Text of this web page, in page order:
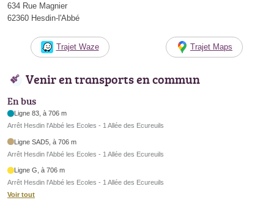
634 Rue Magnier
62360 Hesdin-l'Abbé
Trajet Waze Trajet Maps
Venir en transports en commun
En bus
Ligne 83, à 706 m
Arrêt Hesdin l'Abbé les Ecoles - 1 Allée des Ecureuils
Ligne SAD5, à 706 m
Arrêt Hesdin l'Abbé les Ecoles - 1 Allée des Ecureuils
Ligne G, à 706 m
Arrêt Hesdin l'Abbé les Ecoles - 1 Allée des Ecureuils
Voir tout